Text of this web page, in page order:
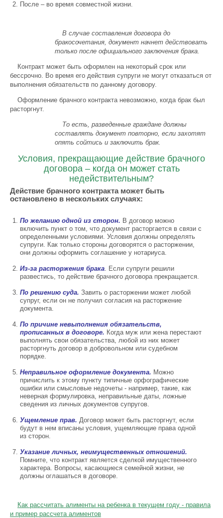
После – во время совместной жизни.
В случае составления договора до
бракосочетания, документ начнет действовать
только после официального заключения брака.
Контракт может быть оформлен на некоторый срок или
бессрочно. Во время его действия супруги не могут отказаться от
выполнения обязательств по данному договору.
Оформление брачного контракта невозможно, когда брак был
расторгнут.
То есть, разведенные граждане должны
составлять документ повторно, если захотят
опять сойтись и заключить брак.
Условия, прекращающие действие брачного
договора – когда он может стать
недействительным?
Действие брачного контракта может быть
остановлено в нескольких случаях:
По желанию одной из сторон. В договор можно
включить пункт о том, что документ расторгается в связи с
определенными условиями. Условия должны определять
супруги. Как только стороны договорятся о расторжении,
они должны оформить соглашение у нотариуса.
Из-за расторжения брака. Если супруги решили
развестись, то действие брачного договора прекращается.
По решению суда. Завить о расторжении может любой
супруг, если он не получил согласия на расторжение
документа.
По причине невыполнения обязательств,
прописанных в договоре. Когда муж или жена перестают
выполнять свои обязательства, любой из них может
расторгнуть договор в добровольном или судебном
порядке.
Неправильное оформление документа. Можно
причислить к этому пункту типичные орфографические
ошибки или смысловые недочеты - например, такие, как
неверная формулировка, неправильные даты, ложные
сведения из личных документов супругов.
Ущемление прав. Договор может быть расторгнут, если
будут в нем вписаны условия, ущемляющие права одной
из сторон.
Указание личных, неимущественных отношений.
Помните, что контракт является сделкой имущественного
характера. Вопросы, касающиеся семейной жизни, не
должны оглашаться в договоре.
Как рассчитать алименты на ребенка в текущем году - правила
и пример рассчета алиментов